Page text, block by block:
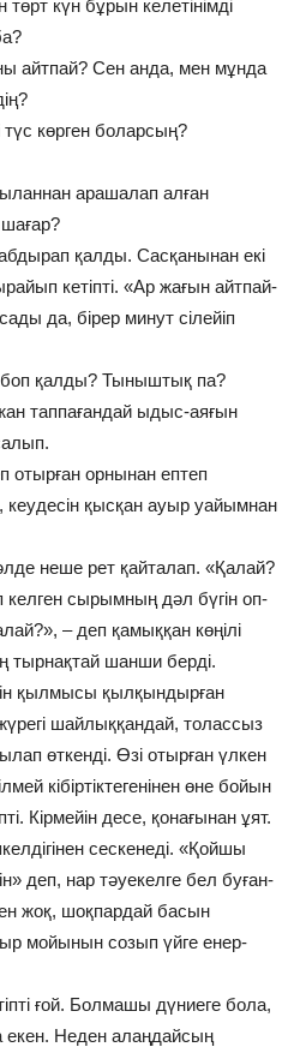
күн бұрын келетінімді
айтпай? Сен анда, мен мұнда
көрген боларсың?
арашалап алған
қалды. Сасқанынан екі
кетіпті. «Ар жағын айтпай-
да, бірер минут сілейіп
боп қалды? Тыныштық па?
таппағандай ыдыс-аяғын
отырған орнынан ептеп
кеудесін қысқан ауыр уайымнан
неше рет қайталап. «Қалай?
келген сырымның дәл бүгін оп-
– деп қамыққан көңілі
тырнақтай шанши берді.
қылмысы қылқындырған
шайлыққандай, толассыз
өткенді. Өзі отырған үлкен
кібіртіктегенінен өне бойын
Кірмейін десе, қонағынан ұят.
сескенеді. «Қойшы
деп, нар тәуекелге бел буған-
жоқ, шоқпардай басын
мойынын созып үйге енер-
ғой. Болмашы дүниеге бола,
Неден алаңдайсың